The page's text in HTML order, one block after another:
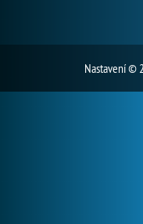
Nastavení©